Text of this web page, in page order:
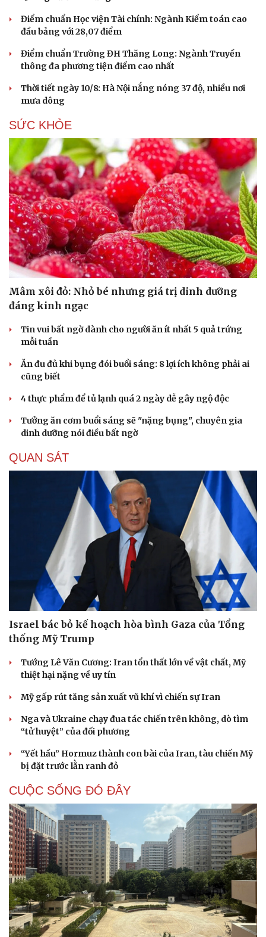
Du lịch
Tư vấn
Săn Tour
check-in
Câu chuyện thời sự
Đọc truyện đêm khuya
Cửa sổ tình yêu
Kể chuyện cho bé
Hạt giống tâm hồn
Cải chính
Điểm chuẩn Học viện Tài chính: Ngành Kiểm toán cao
đầu bảng với 28,07 điểm
Điểm chuẩn Trường ĐH Thăng Long: Ngành Truyền
thông đa phương tiện điểm cao nhất
Thời tiết ngày 10/8: Hà Nội nắng nóng 37 độ, nhiều nơi
mưa dông
SỨC KHỎE
Mâm xôi đỏ: Nhỏ bé nhưng giá trị dinh dưỡng
đáng kinh ngạc
Tin vui bất ngờ dành cho người ăn ít nhất 5 quả trứng
mỗi tuần
Ăn đu đủ khi bụng đói buổi sáng: 8 lợi ích không phải ai
cũng biết
4 thực phẩm để tủ lạnh quá 2 ngày dễ gây ngộ độc
Tưởng ăn cơm buổi sáng sẽ "nặng bụng", chuyên gia
dinh dưỡng nói điều bất ngờ
QUAN SÁT
Israel bác bỏ kế hoạch hòa bình Gaza của Tổng
thống Mỹ Trump
Tướng Lê Văn Cương: Iran tổn thất lớn về vật chất, Mỹ
thiệt hại nặng về uy tín
Mỹ gấp rút tăng sản xuất vũ khí vì chiến sự Iran
Nga và Ukraine chạy đua tác chiến trên không, dò tìm
“tử huyệt” của đối phương
“Yết hầu” Hormuz thành con bài của Iran, tàu chiến Mỹ
bị đặt trước lằn ranh đỏ
CUỘC SỐNG ĐÓ ĐÂY